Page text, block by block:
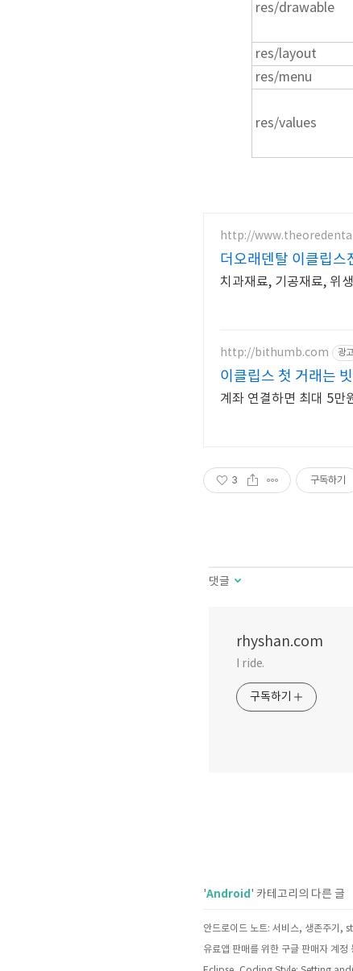
res/drawable
res/layout
res/menu
res/values
http://
더오래덴탈 이클립스
치과재료, 기공재료, 위
http://bithumb.com 광고
이클립스 첫 거래는
계좌 연결하면 최대 5만
3 구독하기
댓글
rhyshan.com
I ride.
구독하기
'Android' 카테고리의 다른 글